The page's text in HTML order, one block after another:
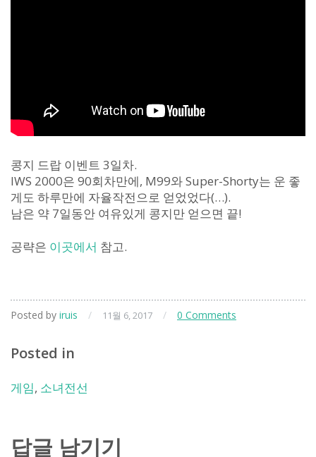
콩지 드랍 이벤트 3일차.
IWS 2000은 90회차만에, M99와 Super-Shorty는 운 좋
게도 하루만에 자율작전으로 얻었었다(…).
남은 약 7일동안 여유있게 콩지만 얻으면 끝!
공략은 이곳에서 참고.
Posted by iruis / 11월 6, 2017 / 0 Comments
Posted in
게임, 소녀전선
답글 남기기